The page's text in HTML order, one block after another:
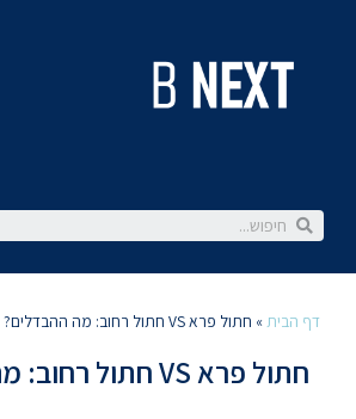
דף הבית » חתול פרא VS חתול רחוב: מה ההבדלים?
חתול פרא VS חתול רחוב: מה ההבדלים?